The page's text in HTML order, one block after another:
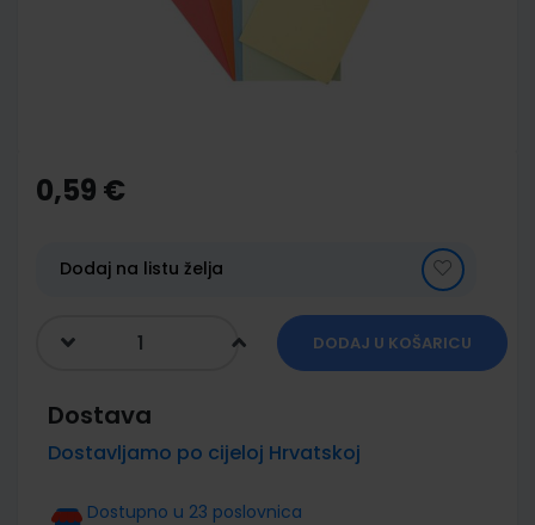
the
beginning
gallery
0,59 €
Dodaj na listu želja
DODAJ U KOŠARICU
Dostava
Dostavljamo po cijeloj Hrvatskoj
Dostupno u 23 poslovnica